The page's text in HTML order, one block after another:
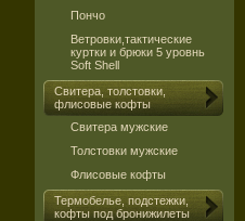
Пончо
Ветровки,тактические
куртки и брюки 5 уровнь
Soft Shell
Свитера, толстовки,
флисовые кофты
Свитера мужские
Толстовки мужские
Флисовые кофты
Термобелье, подстежки,
кофты под бронижилеты